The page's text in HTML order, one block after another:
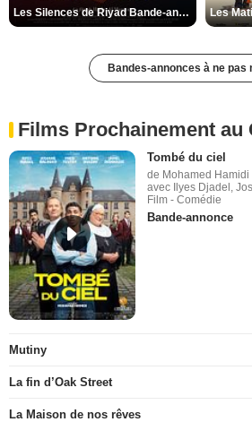
Les Silences de Riyad Bande-annonce VO STFR
Bandes-annonces à ne pas
Films Prochainement au
Tombé du ciel
de Mohamed Hamidi
avec Ilyes Djadel,
Film - Comédie
Bande-annonce
Mutiny
La fin d’Oak Street
La Maison de nos rêves